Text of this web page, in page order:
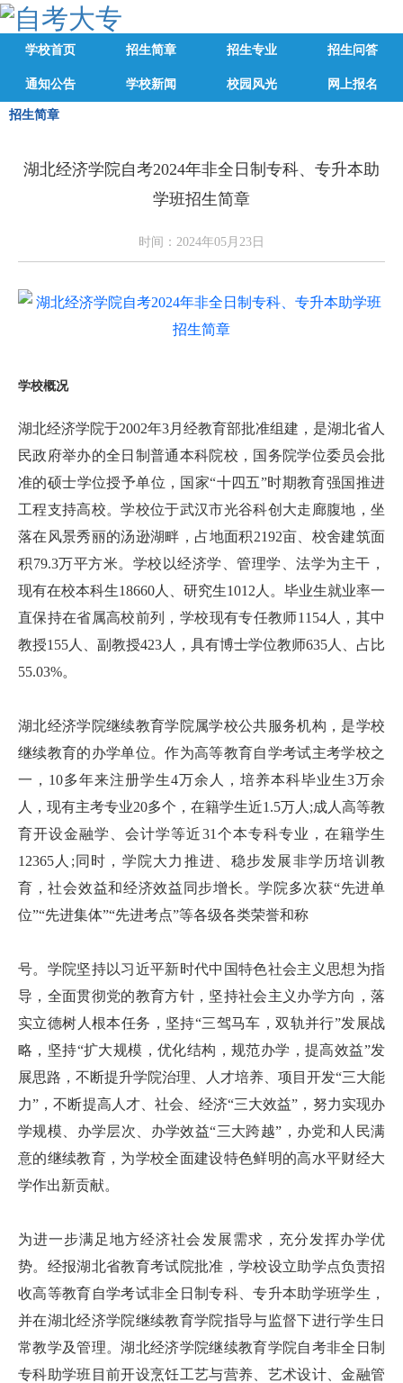
学校首页 招生简章 招生专业 招生问答
通知公告 学校新闻 校园风光 网上报名
招生简章
湖北经济学院自考2024年非全日制专科、专升本助
学班招生简章
时间：2024年05月23日
学校概况
湖北经济学院于2002年3月经教育部批准组建，是湖北省人
民政府举办的全日制普通本科院校，国务院学位委员会批
准的硕士学位授予单位，国家“十四五”时期教育强国推进
工程支持高校。学校位于武汉市光谷科创大走廊腹地，坐
落在风景秀丽的汤逊湖畔，占地面积2192亩、校舍建筑面
积79.3万平方米。学校以经济学、管理学、法学为主干，
现有在校本科生18660人、研究生1012人。毕业生就业率一
直保持在省属高校前列，学校现有专任教师1154人，其中
教授155人、副教授423人，具有博士学位教师635人、占比
55.03%。
湖北经济学院继续教育学院属学校公共服务机构，是学校
继续教育的办学单位。作为高等教育自学考试主考学校之
一，10多年来注册学生4万余人，培养本科毕业生3万余
人，现有主考专业20多个，在籍学生近1.5万人;成人高等教
育开设金融学、会计学等近31个本专科专业，在籍学生
12365人;同时，学院大力推进、稳步发展非学历培训教
育，社会效益和经济效益同步增长。学院多次获“先进单
位”“先进集体”“先进考点”等各级各类荣誉和称
号。学院坚持以习近平新时代中国特色社会主义思想为指
导，全面贯彻党的教育方针，坚持社会主义办学方向，落
实立德树人根本任务，坚持“三驾马车，双轨并行”发展战
略，坚持“扩大规模，优化结构，规范办学，提高效益”发
展思路，不断提升学院治理、人才培养、项目开发“三大能
力”，不断提高人才、社会、经济“三大效益”，努力实现办
学规模、办学层次、办学效益“三大跨越”，办党和人民满
意的继续教育，为学校全面建设特色鲜明的高水平财经大
学作出新贡献。
为进一步满足地方经济社会发展需求，充分发挥办学优
势。经报湖北省教育考试院批准，学校设立助学点负责招
收高等教育自学考试非全日制专科、专升本助学班学生，
并在湖北经济学院继续教育学院指导与监督下进行学生日
常教学及管理。湖北经济学院继续教育学院自考非全日制
专科助学班目前开设烹饪工艺与营养、艺术设计、金融管